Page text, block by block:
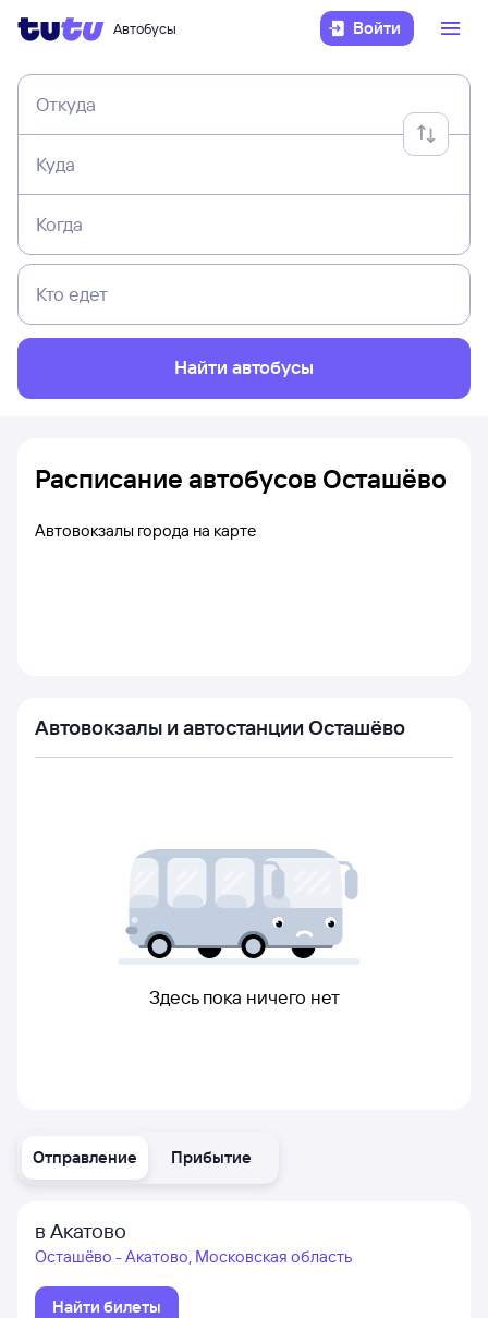
Автобусы Войти
Откуда
Куда
Когда
Кто едет
Найти автобусы
Отправление Прибытие
в Акатово
Осташёво - Акатово, Московская область
Найти билеты
Расписание автобусов Осташёво
Автовокзалы города на карте
Автовокзалы и автостанции Осташёво
Здесь пока ничего нет